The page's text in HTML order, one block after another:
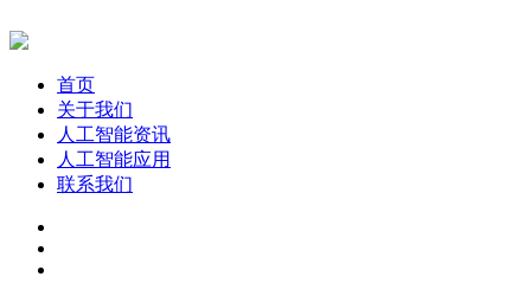
首页
关于我们
人工智能资讯
人工智能应用
联系我们